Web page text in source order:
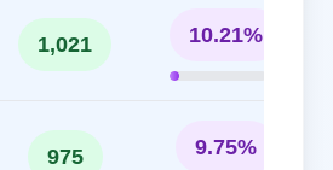
1,021 10.21%
975 9.75%